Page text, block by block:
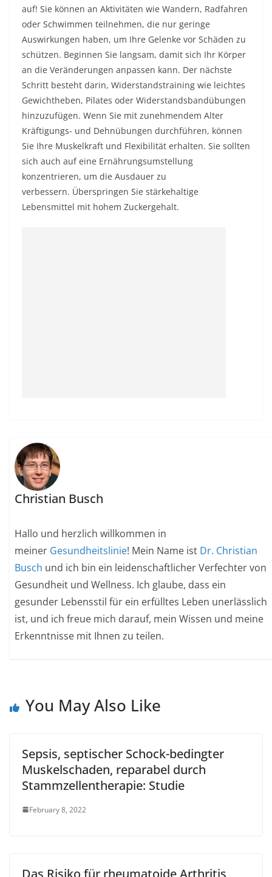
auf! Sie können an Aktivitäten wie Wandern, Radfahren
oder Schwimmen teilnehmen, die nur geringe
Auswirkungen haben, um Ihre Gelenke vor Schäden zu
schützen. Beginnen Sie langsam, damit sich Ihr Körper
an die Veränderungen anpassen kann. Der nächste
Schritt besteht darin, Widerstandstraining wie leichtes
Gewichtheben, Pilates oder Widerstandsbandübungen
hinzuzufügen. Wenn Sie mit zunehmendem Alter
Kräftigungs- und Dehnübungen durchführen, können
Sie Ihre Muskelkraft und Flexibilität erhalten. Sie sollten
sich auch auf eine Ernährungsumstellung
konzentrieren, um die Ausdauer zu
verbessern. Überspringen Sie stärkehaltige
Lebensmittel mit hohem Zuckergehalt.
Christian Busch
Hallo und herzlich willkommen in
meiner Gesundheitslinie! Mein Name ist Dr. Christian
Busch und ich bin ein leidenschaftlicher Verfechter von
Gesundheit und Wellness. Ich glaube, dass ein
gesunder Lebensstil für ein erfülltes Leben unerlässlich
ist, und ich freue mich darauf, mein Wissen und meine
Erkenntnisse mit Ihnen zu teilen.
You May Also Like
Sepsis, septischer Schock-bedingter
Muskelschaden, reparabel durch
Stammzellentherapie: Studie
February 8, 2022
Das Risiko für rheumatoide Arthritis